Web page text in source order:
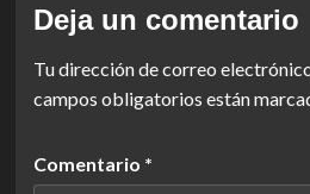
Deja un comentario
Tu dirección de correo
campos obligatorios están
Comentario *